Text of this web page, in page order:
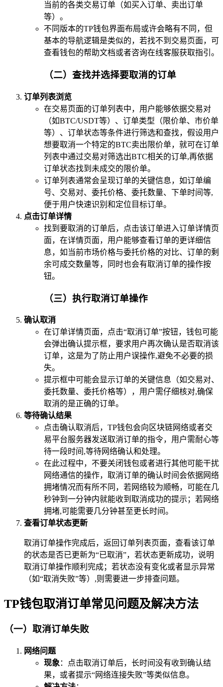
当前的各类交易订单（如买入订单、卖出订单
等）。
不同版本的TP钱包界面布局或许会略有不同，但
基本的导航逻辑是类似的，若找不到交易页面，可
查看钱包的帮助文档或者咨询在线客服获取指引。
（二）查找并选择要取消的订单
订单列表浏览
在交易页面的订单列表中，用户能够依据交易对
（如BTC/USDT等）、订单类型（限价单、市价单
等）、订单状态等条件进行筛选和查找，假设用户
想要取消一个特定的BTC卖出限价单，就可在订单
列表中通过交易对筛选出BTC相关的订单,再依据
订单状态找到未成交的限价单。
订单列表通常会呈现订单的关键信息，如订单编
号、交易对、委托价格、委托数量、下单时间等,
便于用户快速识别和定位目标订单。
点击订单详情
找到要取消的订单后，点击该订单进入订单详情页
面，在详情页面，用户能够查看订单的更详细信
息，如当前市场价格与委托价格的对比、订单的剩
余可成交数量等，同时也会有取消订单的操作按
钮。
（三）执行取消订单操作
确认取消
在订单详情页面，点击“取消订单”按钮，钱包可能
会弹出确认提示框，要求用户再次确认是否取消该
订单，这是为了防止用户误操作,避免不必要的损
失。
提示框中可能会显示订单的关键信息（如交易对、
委托数量、委托价格等），用户需仔细核对,确保
取消的是正确的订单。
等待确认结果
点击确认取消后，TP钱包会向区块链网络或者交
易平台服务器发送取消订单的指令，用户需耐心等
待一段时间,等待网络确认和处理。
在此过程中，不要关闭钱包或者进行其他可能干扰
网络通信的操作，取消订单的确认时间会依据网络
拥堵情况而有所不同，若网络较为顺畅，可能在几
秒钟到一分钟内就能收到取消成功的提示；若网络
拥堵,可能需要几分钟甚至更长时间。
查看订单状态更新
取消订单操作完成后，返回订单列表页面，查看该订单
的状态是否已更新为“已取消”，若状态更新成功，说明
取消订单操作顺利完成；若状态没有变化或者显示异常
（如“取消失败”等）,则需要进一步排查问题。
TP钱包取消订单常见问题及解决方法
（一）取消订单失败
网络问题
现象 ：点击取消订单后，长时间没有收到确认结
果，或者提示“网络连接失败”等类似信息。